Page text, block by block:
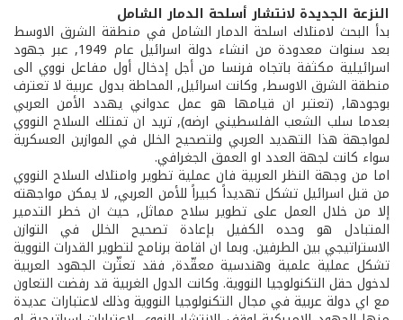
النزعة الجديدة لانتشار أسلحة الدمار الشامل
بدأ البحث لامتلاك اسلحة الدمار الشامل في منطقة الشرق الاوسط
بعد سنوات معدودة من انشاء دولة اسرائيل عام 1949, عبر جهود
اسرائيلية مكثفة باتجاه فرنسا من أجل إدخال أول مفاعل نووي الى
منطقة الشرق الاوسط, وكانت اسرائيل, المحاطة بدول عربية لا تعترف
بوجودها, (تعتبر ان قيامها هو عمل عدواني يهدد الأمن العربي
بعدما سلب الشعب الفلسطيني ارضه), تريد ان تمتلك السلاح النووي
لمواجهة هذا التهديد العربي ولتصحيح الخلل في الموازين العسكرية
سواء كانت لجهة العدد او العمق الجغرافي.
اما من وجهة النظر العربية فان عملية تطوير وامتلاك السلاح النووي
من قبل اسرائيل تشكل تهديداً كبيراً للأمن العربي, لا يمكن مواجهته
إلا من خلال العمل على تطوير سلاح مماثل, حيث ان خطر التدمير
المتبادل هو وحده الكفيل بإعادة تصحيح الخلل في التوازن
الاستراتيجي بين الطرفين. وبما ان اقامة برنامج لتطوير القدرات النووية
تشكل عملية علمية وهندسية معقّدة, فقد تعثّرت الجهود العربية
لدخول حقل التكنولوجيا النووية. وكانت الدول الغربية قد رفضت التعاون
مع اي دولة عربية في مجال التكنولوجيا النووية وذلك لاعتبارات عديدة